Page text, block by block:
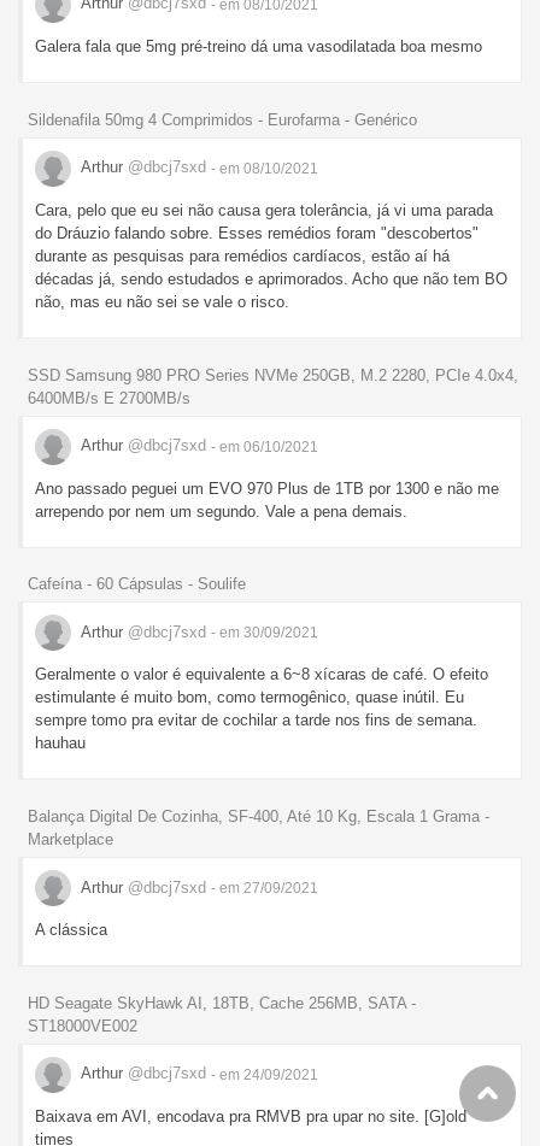
- em 08/10/2021
Galera fala que 5mg pré-treino dá uma vasodilatada boa mesmo
Sildenafila 50mg 4 Comprimidos - Eurofarma - Genérico
Arthur @dbcj7sxd - em 08/10/2021
Cara, pelo que eu sei não causa gera tolerância, já vi uma parada
do Dráuzio falando sobre. Esses remédios foram "descobertos"
durante as pesquisas para remédios cardíacos, estão aí há
décadas já, sendo estudados e aprimorados. Acho que não tem BO
não, mas eu não sei se vale o risco.
SSD Samsung 980 PRO Series NVMe 250GB, M.2 2280, PCIe 4.0x4,
6400MB/s E 2700MB/s
Arthur @dbcj7sxd - em 06/10/2021
Ano passado peguei um EVO 970 Plus de 1TB por 1300 e não me
arrependo por nem um segundo. Vale a pena demais.
Cafeína - 60 Cápsulas - Soulife
Arthur @dbcj7sxd - em 30/09/2021
Geralmente o valor é equivalente a 6~8 xícaras de café. O efeito
estimulante é muito bom, como termogênico, quase inútil. Eu
sempre tomo pra evitar de cochilar a tarde nos fins de semana.
hauhau
Balança Digital De Cozinha, SF-400, Até 10 Kg, Escala 1 Grama -
Marketplace
Arthur @dbcj7sxd - em 27/09/2021
A clássica
HD Seagate SkyHawk AI, 18TB, Cache 256MB, SATA -
ST18000VE002
Arthur @dbcj7sxd - em 24/09/2021
Baixava em AVI, encodava pra RMVB pra upar no site. [G]old
times